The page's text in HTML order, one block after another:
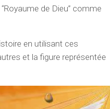
de Dieu” comme
en utilisant ces
et la figure représentée